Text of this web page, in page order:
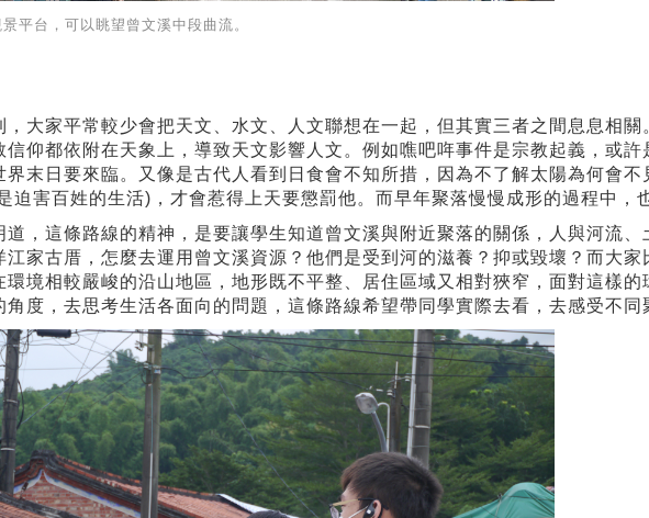
平台，可以眺望曾文溪中段曲流。
，大家平常較少會把天文、水文、人文聯想在一起，但其實三者之間息息相
信仰都依附在天象上，導致天文影響人文。例如噍吧哖事件是宗教起義，或
界末日要來臨。又像是古代人看到日食會不知所措，因為不了解太陽為何會
迫害百姓的生活)，才會惹得上天要懲罰他。而早年聚落慢慢成形的過程中，
道，這條路線的精神，是要讓學生知道曾文溪與附近聚落的關係，人與河流
江家古厝，怎麼去運用曾文溪資源？他們是受到河的滋養？抑或毀壞？而大
環境相較嚴峻的沿山地區，地形既不平整、居住區域又相對狹窄，面對這樣的
角度，去思考生活各面向的問題，這條路線希望帶同學實際去看，去感受不同